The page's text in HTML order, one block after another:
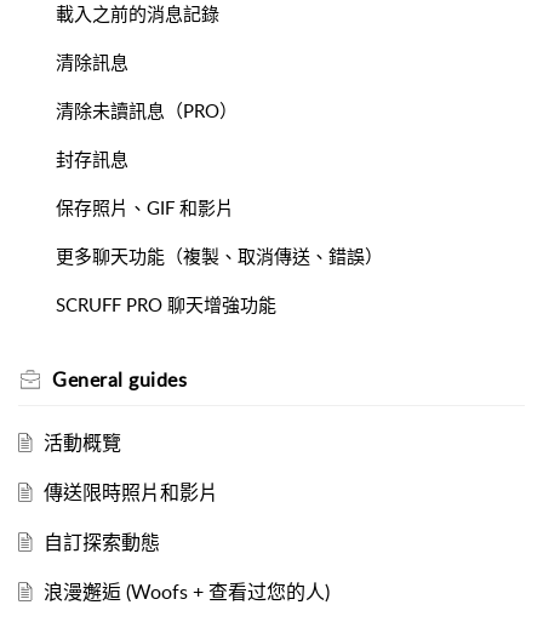
載入之前的消息記錄
清除訊息
清除未讀訊息（PRO）
封存訊息
保存照片、GIF 和影片
更多聊天功能（複製、取消傳送、錯誤）
SCRUFF PRO 聊天增強功能
General guides
活動概覽
傳送限時照片和影片
自訂探索動態
浪漫邂逅 (Woofs + 查看过您的人)